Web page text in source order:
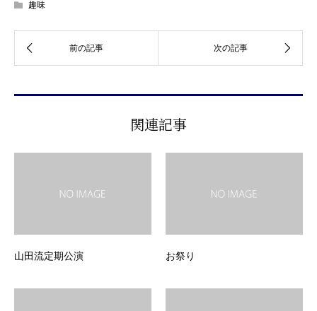
趣味
関連記事
山田流定期公演 お祭り